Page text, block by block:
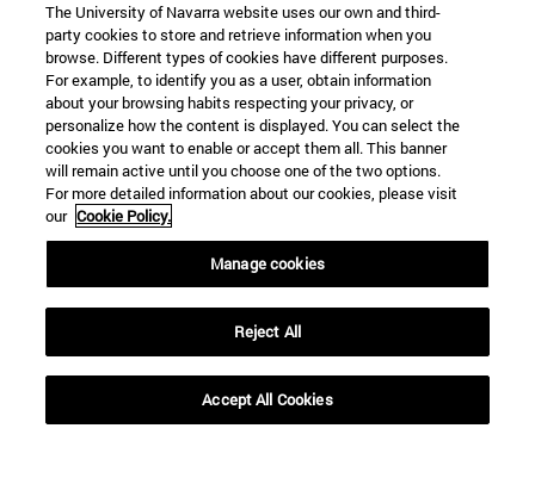
Accesos directos
Biblioteca(abre en nueva ventana)
Mi correo(abre en nueva ventana)
(abre en nueva ventana)
Búsqueda de personas(abre en nueva ventana)
Trabaja con nosotros(abre en nueva ventana)
Información
TFNO +34 948 42 56 00
¿QUÉ GRADO TE INTERESA?
The University of Navarra website uses our own and third-
party cookies to store and retrieve information when you
browse. Different types of cookies have different purposes.
For example, to identify you as a user, obtain information
about your browsing habits respecting your privacy, or
personalize how the content is displayed. You can select the
cookies you want to enable or accept them all. This banner
will remain active until you choose one of the two options.
For more detailed information about our cookies, please visit
our Cookie Policy.
Manage cookies
Reject All
Accept All Cookies